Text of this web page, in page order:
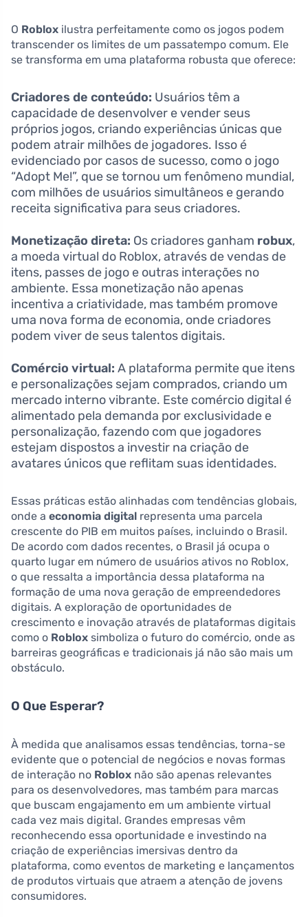
O Roblox ilustra perfeitamente como os jogos podem
transcender os limites de um passatempo comum. Ele
se transforma em uma plataforma robusta que oferece:
Criadores de conteúdo: Usuários têm a
capacidade de desenvolver e vender seus
próprios jogos, criando experiências únicas que
podem atrair milhões de jogadores. Isso é
evidenciado por casos de sucesso, como o jogo
“Adopt Me!”, que se tornou um fenômeno mundial,
com milhões de usuários simultâneos e gerando
receita significativa para seus criadores.
Monetização direta: Os criadores ganham robux,
a moeda virtual do Roblox, através de vendas de
itens, passes de jogo e outras interações no
ambiente. Essa monetização não apenas
incentiva a criatividade, mas também promove
uma nova forma de economia, onde criadores
podem viver de seus talentos digitais.
Comércio virtual: A plataforma permite que itens
e personalizações sejam comprados, criando um
mercado interno vibrante. Este comércio digital é
alimentado pela demanda por exclusividade e
personalização, fazendo com que jogadores
estejam dispostos a investir na criação de
avatares únicos que reflitam suas identidades.
Essas práticas estão alinhadas com tendências globais,
onde a economia digital representa uma parcela
crescente do PIB em muitos países, incluindo o Brasil.
De acordo com dados recentes, o Brasil já ocupa o
quarto lugar em número de usuários ativos no Roblox,
o que ressalta a importância dessa plataforma na
formação de uma nova geração de empreendedores
digitais. A exploração de oportunidades de
crescimento e inovação através de plataformas digitais
como o Roblox simboliza o futuro do comércio, onde as
barreiras geográficas e tradicionais já não são mais um
obstáculo.
O Que Esperar?
À medida que analisamos essas tendências, torna-se
evidente que o potencial de negócios e novas formas
de interação no Roblox não são apenas relevantes
para os desenvolvedores, mas também para marcas
que buscam engajamento em um ambiente virtual
cada vez mais digital. Grandes empresas vêm
reconhecendo essa oportunidade e investindo na
criação de experiências imersivas dentro da
plataforma, como eventos de marketing e lançamentos
de produtos virtuais que atraem a atenção de jovens
consumidores.